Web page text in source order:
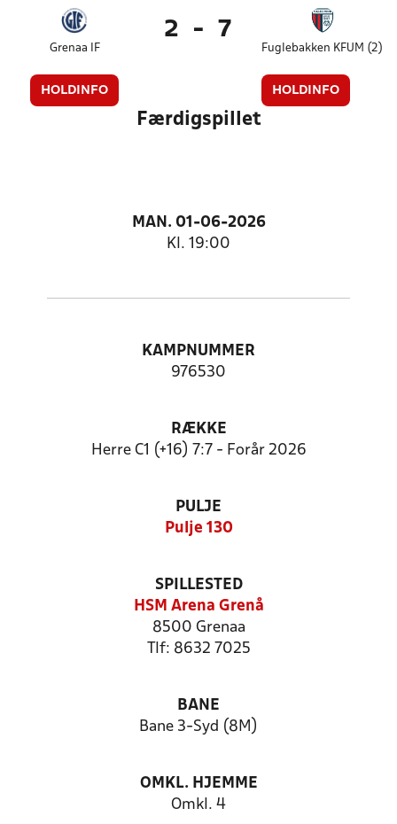
Grenaa IF
HOLDINFO
2 - 7
Fuglebakken KFUM (2)
HOLDINFO
Færdigspillet
MAN. 01-06-2026
Kl. 19:00
KAMPNUMMER
976530
RÆKKE
Herre C1 (+16) 7:7 - Forår 2026
PULJE
Pulje 130
SPILLESTED
HSM Arena Grenå
8500 Grenaa
Tlf: 8632 7025
BANE
Bane 3-Syd (8M)
OMKL. HJEMME
Omkl. 4